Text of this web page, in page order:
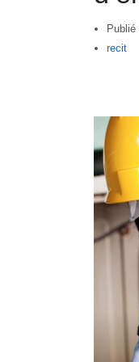
Publié
Author
recit